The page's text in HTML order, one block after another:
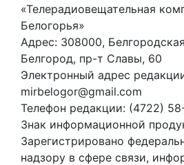
«Телерадиовещательная
Белогорья»
Адрес: 308000,
Белгород, пр-т Славы, 60
Электронный адрес
mirbelogor@gmail.com
Телефон редакции: (4722)
Знак информационной
Зарегистрировано
надзору в сфере связи,